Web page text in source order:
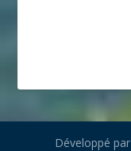
Développé par